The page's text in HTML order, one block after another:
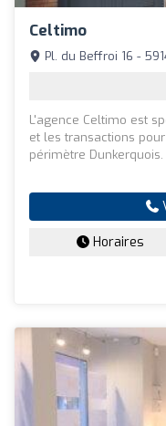
Celtimo
Pl. du Beffroi 16 -
L'agence Celtimo est
et les transactions
périmètre Dunkerquois.
Horaires